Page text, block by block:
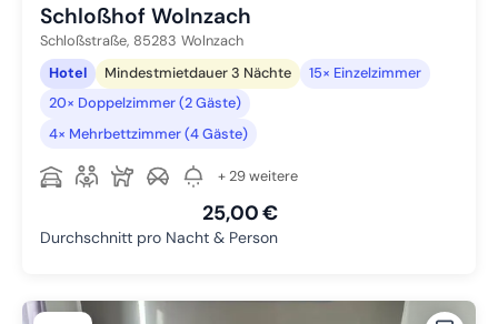
Schloßhof Wolnzach
Schloßstraße, 85283 Wolnzach
Hotel
Mindestmietdauer 3 Nächte
15× Einzelzimmer
20× Doppelzimmer (2 Gäste)
4× Mehrbettzimmer (4 Gäste)
+ 29 weitere
25,00 €
Durchschnitt pro Nacht & Person